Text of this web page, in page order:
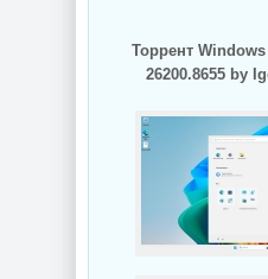
Торрент
26200.8655 by